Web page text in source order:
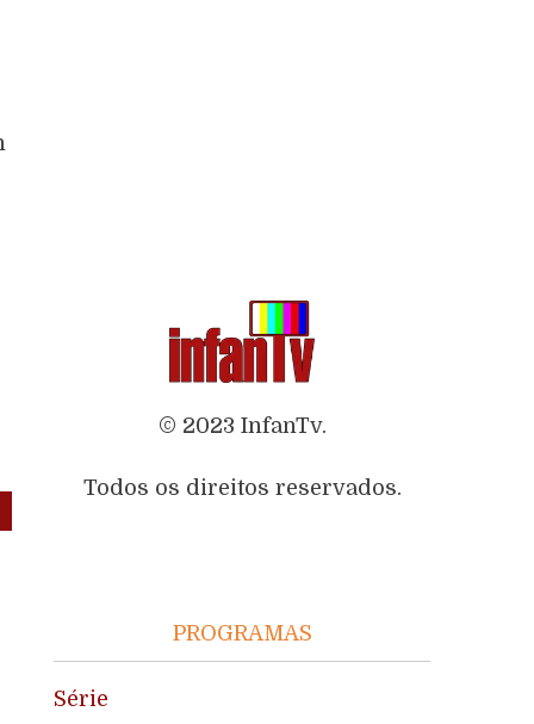
© 2023 InfanTv.
Todos os direitos reservados.
PROGRAMAS
Série